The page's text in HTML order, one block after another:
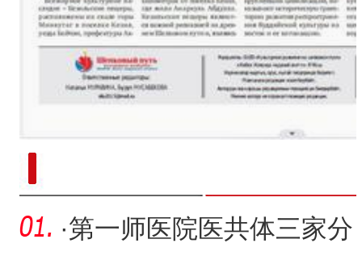
·第一师医院医共体三家分